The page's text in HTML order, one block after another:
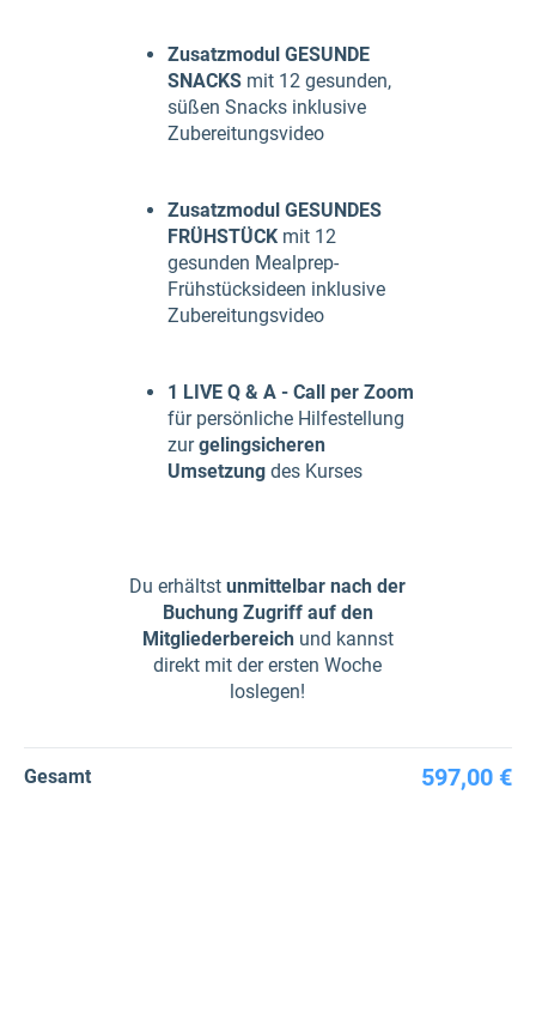
Zusatzmodul GESUNDE
SNACKS mit 12 gesunden,
süßen Snacks inklusive
Zubereitungsvideo
Zusatzmodul GESUNDES
FRÜHSTÜCK mit 12
gesunden Mealprep-
Frühstücksideen inklusive
Zubereitungsvideo
1 LIVE Q & A - Call per Zoom
für persönliche Hilfestellung
zurgelingsicheren
Umsetzung des Kurses
Du erhältst unmittelbar nach der
Buchung Zugriff auf den
Mitgliederbereichund kannst
direkt mit der ersten Woche
loslegen!
Gesamt 597,00 €